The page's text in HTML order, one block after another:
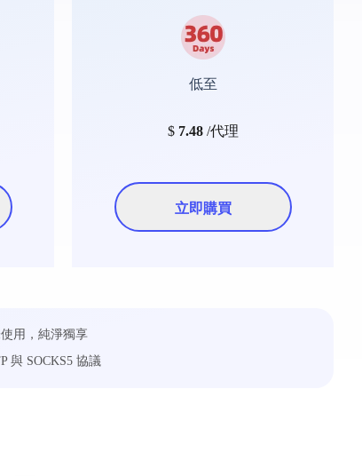
低至
$ 7.48/代理
立即購買
用，純淨獨享​
與 SOCKS5 協議